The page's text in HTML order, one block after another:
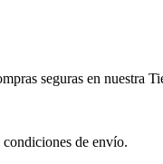
seguras en nuestra
de envío.